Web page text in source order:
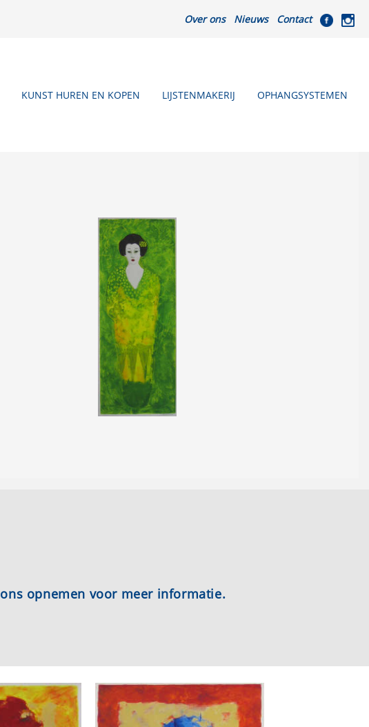
Over ons Nieuws Contact
KUNST HUREN EN KOPEN LIJSTENMAKERIJ OPHANGSYSTEMEN
opnemen voor meer informatie.